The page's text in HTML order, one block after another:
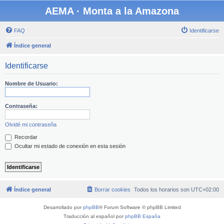
AEMA · Monta a la Amazona
FAQ Identificarse
Índice general
Identificarse
Nombre de Usuario:
Contraseña:
Olvidé mi contraseña
Recordar
Ocultar mi estado de conexión en esta sesión
Índice general Todos los horarios son UTC+02:00
Borrar cookies
Desarrollado porphpBB® Forum Software © phpBB Limited
Traducción al español porphpBB España